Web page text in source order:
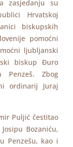
zasjedanju su
Hrvatskoj
biskupskih
pomoćni
ljubljanski
biskup Đuro
Penzeš. Zbog
ordinarij Juraj
Puljić čestitao
Bozaniću,
Penzešu, kao i